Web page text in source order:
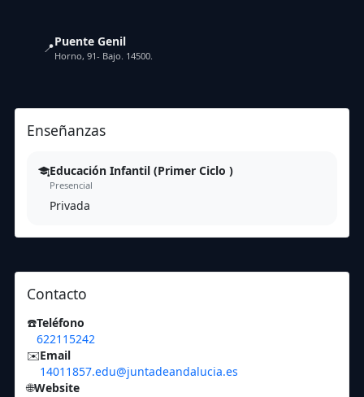
📍Puente Genil
Horno, 91- Bajo. 14500.
Enseñanzas
Educación Infantil (Primer Ciclo )
Presencial
Privada
Contacto
☎️Teléfono
622115242
✉️Email
14011857.edu@juntadeandalucia.es
🌐Website